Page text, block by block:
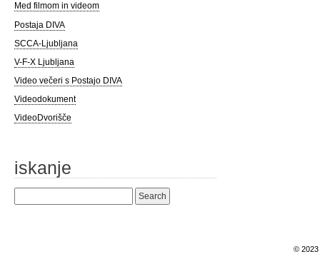
Med filmom in videom
Postaja DIVA
SCCA-Ljubljana
V-F-X Ljubljana
Video večeri s Postajo DIVA
Videodokument
VideoDvorišče
iskanje
for:
© 2023